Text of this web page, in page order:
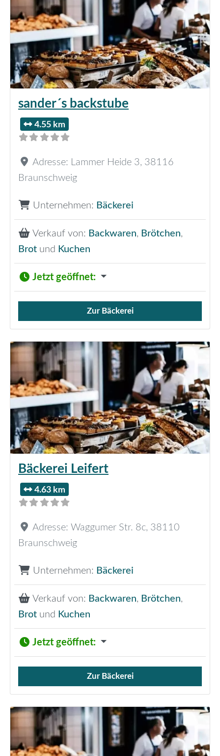
sander´s backstube
4.55 km
Adresse: Lammer Heide 3, 38116
Braunschweig
Unternehmen: Bäckerei
Verkauf von: Backwaren, Brötchen,
Brot und Kuchen
Jetzt geöffnet:
Verkauf von Brötchen,
Zur Bäckerei
Bäckerei Leifert
4.63 km
Adresse: Waggumer Str. 8c, 38110
Braunschweig
Unternehmen: Bäckerei
Verkauf von: Backwaren, Brötchen,
Brot und Kuchen
Jetzt geöffnet:
Verkauf von Brötchen,
Zur Bäckerei